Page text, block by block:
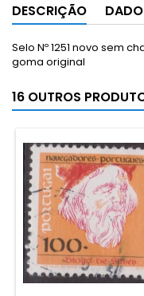
DESCRIÇÃO
Selo Nº 1251 novo sem
goma original
16 OUTROS